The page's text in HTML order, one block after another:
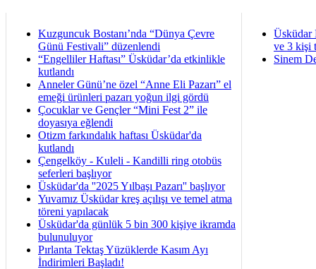
Kuzguncuk Bostanı’nda “Dünya Çevre
Günü Festivali” düzenlendi
“Engelliler Haftası” Üsküdar’da etkinlikle
kutlandı
Anneler Günü’ne özel “Anne Eli Pazarı” el
emeği ürünleri pazarı yoğun ilgi gördü
Çocuklar ve Gençler “Mini Fest 2” ile
doyasıya eğlendi
Otizm farkındalık haftası Üsküdar'da
kutlandı
Çengelköy - Kuleli - Kandilli ring otobüs
seferleri başlıyor
Üsküdar'da ''2025 Yılbaşı Pazarı'' başlıyor
Yuvamız Üsküdar kreş açılışı ve temel atma
töreni yapılacak
Üsküdar'da günlük 5 bin 300 kişiye ikramda
bulunuluyor
Pırlanta Tektaş Yüzüklerde Kasım Ayı
İndirimleri Başladı!
Üsküdar
ve 3 kişi
Sinem